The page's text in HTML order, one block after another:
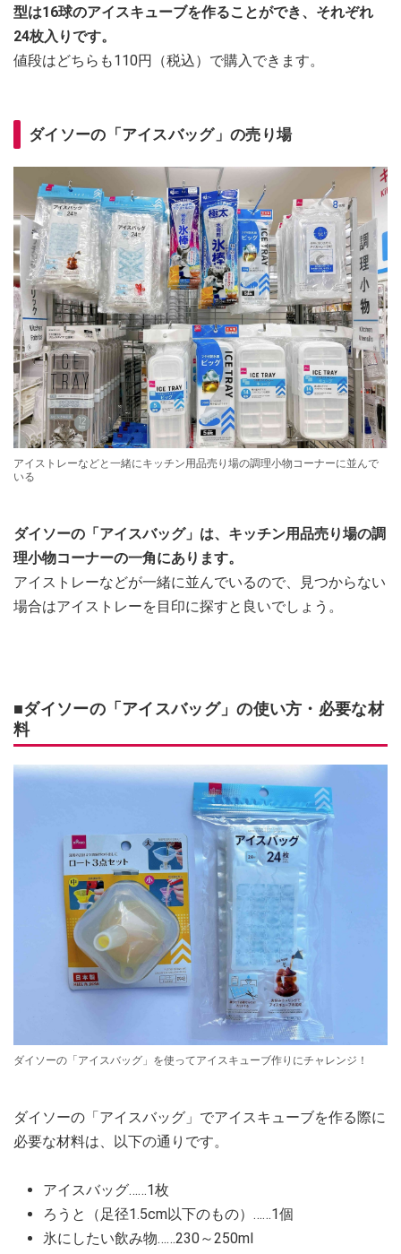
型は16球のアイスキューブを作ることができ、それぞれ
24枚入りです。
値段はどちらも110円（税込）で購入できます。
ダイソーの「アイスバッグ」の売り場
アイストレーなどと一緒にキッチン用品売り場の調理小物コーナーに並んで
いる
ダイソーの「アイスバッグ」は、キッチン用品売り場の調
理小物コーナーの一角にあります。
アイストレーなどが一緒に並んでいるので、見つからない
場合はアイストレーを目印に探すと良いでしょう。
■ダイソーの「アイスバッグ」の使い方・必要な材
料
ダイソーの「アイスバッグ」を使ってアイスキューブ作りにチャレンジ！
ダイソーの「アイスバッグ」でアイスキューブを作る際に
必要な材料は、以下の通りです。
アイスバッグ……1枚
ろうと（足径1.5cm以下のもの）……1個
氷にしたい飲み物……230～250ml